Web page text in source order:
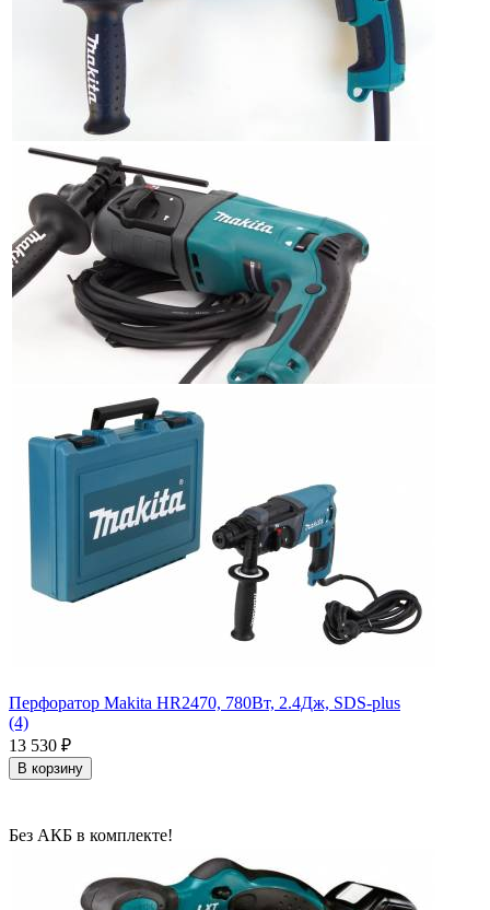
Перфоратор Makita HR2470, 780Вт, 2.4Дж, SDS-plus
(4)
13 530 ₽
В корзину
Без АКБ в комплекте!